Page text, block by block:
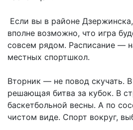
Если вы в районе
вполне возможно, что игра
совсем рядом. Расписание —
местных спортшкол.
Вторник — не повод скучать.
решающая битва за кубок. В
баскетбольной весны. А по
чистом виде. Спорт вокруг,